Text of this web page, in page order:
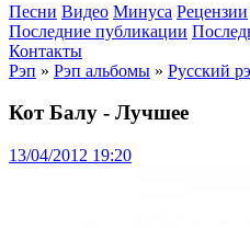
Песни Видео Минуса Рецензии
Последние публикации
Контакты
Рэп » Рэп альбомы » Русский
Кот Балу - Лучшее
13/04/2012 19:20